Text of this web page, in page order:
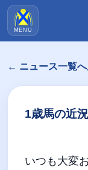
MENU
← ニュース一覧へ
1歳馬の近
いつも大変